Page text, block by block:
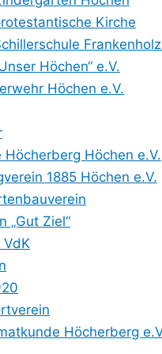
Kirche
Höchen“ e.V.
Höchen e.V.
Höchen e.V.
1885 Höchen e.V.
„Gut Ziel“
VdK
Höcherberg